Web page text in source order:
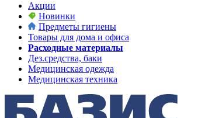
Акции
Новинки
Предметы гигиены
Товары для дома и офиса
Расходные материалы
Дез.средства, баки
Медицинская одежда
Медицинская техника